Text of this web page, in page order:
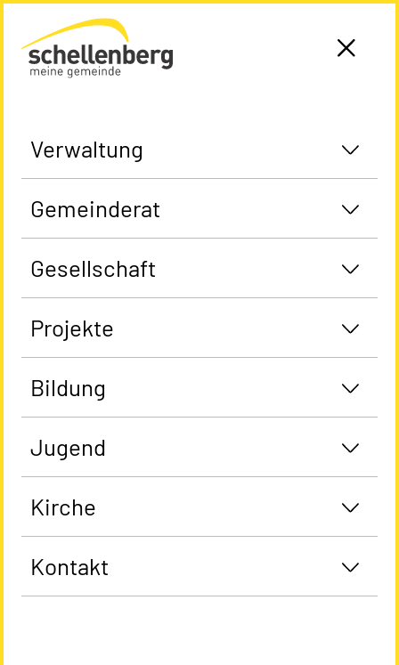
Gemeinde Schellenberg Startseite
Verwaltung
Gemeinderat
Gesellschaft
Projekte
Bildung
Jugend
Kirche
Kontakt